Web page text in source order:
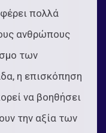
πολλά
ανθρώπους
των
η επισκόπηση
να βοηθήσει
την αξία των